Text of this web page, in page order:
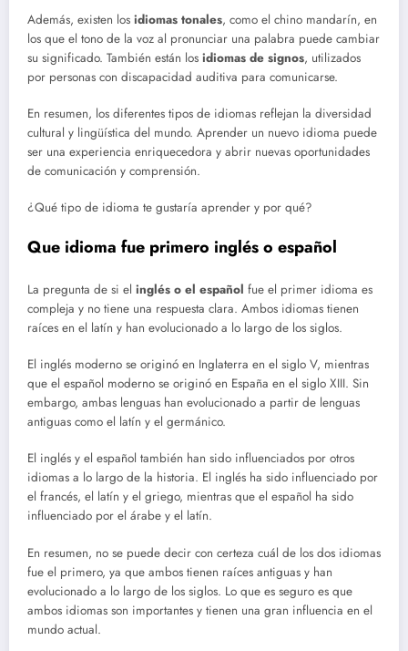
Además, existen los idiomas tonales, como el chino mandarín, en
los que el tono de la voz al pronunciar una palabra puede cambiar
su significado. También están los idiomas de signos, utilizados
por personas con discapacidad auditiva para comunicarse.
En resumen, los diferentes tipos de idiomas reflejan la diversidad
cultural y lingüística del mundo. Aprender un nuevo idioma puede
ser una experiencia enriquecedora y abrir nuevas oportunidades
de comunicación y comprensión.
¿Qué tipo de idioma te gustaría aprender y por qué?
Que idioma fue primero inglés o español
La pregunta de si el inglés o el español fue el primer idioma es
compleja y no tiene una respuesta clara. Ambos idiomas tienen
raíces en el latín y han evolucionado a lo largo de los siglos.
El inglés moderno se originó en Inglaterra en el siglo V, mientras
que el español moderno se originó en España en el siglo XIII. Sin
embargo, ambas lenguas han evolucionado a partir de lenguas
antiguas como el latín y el germánico.
El inglés y el español también han sido influenciados por otros
idiomas a lo largo de la historia. El inglés ha sido influenciado por
el francés, el latín y el griego, mientras que el español ha sido
influenciado por el árabe y el latín.
En resumen, no se puede decir con certeza cuál de los dos idiomas
fue el primero, ya que ambos tienen raíces antiguas y han
evolucionado a lo largo de los siglos. Lo que es seguro es que
ambos idiomas son importantes y tienen una gran influencia en el
mundo actual.